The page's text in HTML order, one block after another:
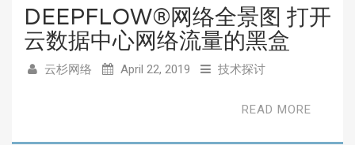
DEEPFLOW®网络全景图 打开
云数据中心网络流量的黑盒
云杉网络 April 22, 2019 技术探讨
READ MORE